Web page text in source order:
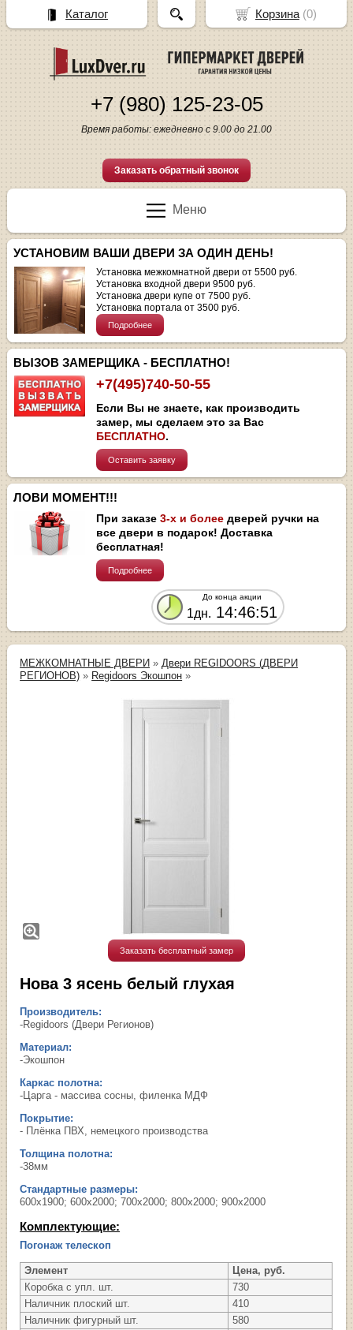
+7 (980) 125-23-05
Время работы: ежедневно с 9.00 до 21.00
Заказать обратный звонок
Меню
УСТАНОВИМ ВАШИ ДВЕРИ ЗА ОДИН ДЕНЬ!
Установка межкомнатной двери от 5500 руб.
Установка входной двери 9500 руб.
Установка двери купе от 7500 руб.
Установка портала от 3500 руб.
Подробнее
ВЫЗОВ ЗАМЕРЩИКА - БЕСПЛАТНО!
+7(495)740-50-55
Если Вы не знаете, как производить
замер, мы сделаем это за Вас
БЕСПЛАТНО.
Оставить заявку
ЛОВИ МОМЕНТ!!!
При заказе3-х и более дверей ручки на
все двери в подарок! Доставка
бесплатная!
Подробнее
До конца акции
1дн. 14:46:51
МЕЖКОМНАТНЫЕ ДВЕРИ » Двери REGIDOORS (ДВЕРИ
РЕГИОНОВ) » Regidoors Экошпон »
Заказать бесплатный замер
Нова 3 ясень белый глухая
Производитель:
-Regidoors (Двери Регионов)
Материал:
-Экошпон
Каркас полотна:
-Царга - массива сосны, филенка МДФ
Покрытие:
- Плёнка ПВХ, немецкого производства
Толщина полотна:
-38мм
Стандартные размеры:
600х1900; 600х2000; 700х2000; 800х2000; 900х2000
Комплектующие:
Погонаж телескоп
Элемент
Цена, руб.
Коробка с упл. шт.
730
Наличник плоский шт.
410
Наличник фигурный шт.
580
Корзина(0)
Каталог